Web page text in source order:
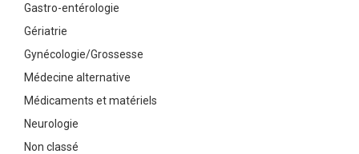
Gastro-entérologie
Gériatrie
Gynécologie/Grossesse
Médecine alternative
Médicaments et matériels
Neurologie
Non classé